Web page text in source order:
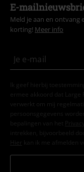
E-
Meld je aan en ontvang
korting! Meer info
Ik geef hierbij
ermee akkoord dat Large
verwerkt om mij
persoonsgegevens
bepalingen van het
intrekken, bijvoorbeeld
Hier kan ik me afmelden